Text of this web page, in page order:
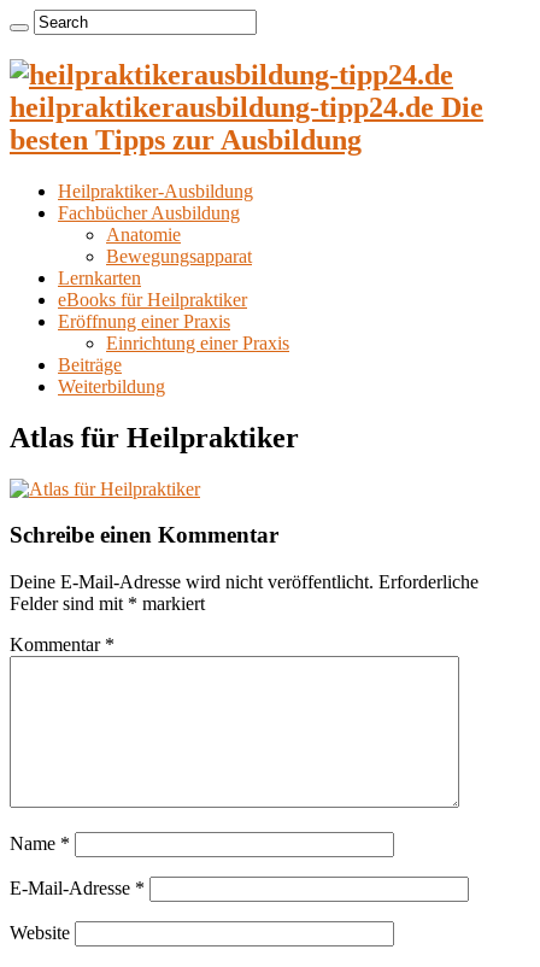
heilpraktikerausbildung-tipp24.de Die
besten Tipps zur Ausbildung
Heilpraktiker-Ausbildung
Fachbücher Ausbildung
Anatomie
Bewegungsapparat
Lernkarten
eBooks für Heilpraktiker
Eröffnung einer Praxis
Einrichtung einer Praxis
Beiträge
Weiterbildung
Atlas für Heilpraktiker
Schreibe einen Kommentar
Deine E-Mail-Adresse wird nicht veröffentlicht. Erforderliche
Felder sind mit * markiert
Kommentar *
Name *
E-Mail-Adresse *
Website